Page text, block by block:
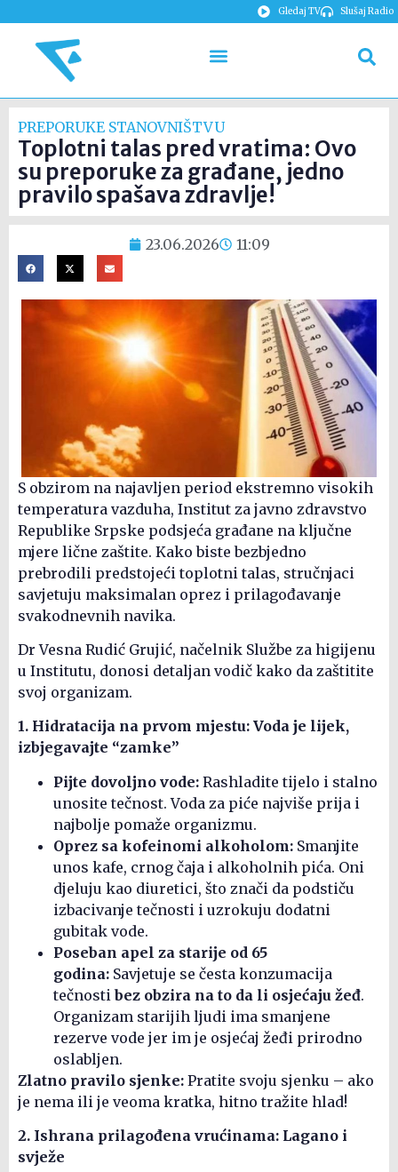
Gledaj TV Slušaj Radio
PREPORUKE STANOVNIŠTVU
Toplotni talas pred vratima: Ovo
su preporuke za građane, jedno
pravilo spašava zdravlje!
23.06.2026 11:09
S obzirom na najavljen period ekstremno visokih
temperatura vazduha, Institut za javno zdravstvo
Republike Srpske podsjeća građane na ključne
mjere lične zaštite. Kako biste bezbjedno
prebrodili predstojeći toplotni talas, stručnjaci
savjetuju maksimalan oprez i prilagođavanje
svakodnevnih navika.
Dr Vesna Rudić Grujić, načelnik Službe za higijenu
u Institutu, donosi detaljan vodič kako da zaštitite
svoj organizam.
1. Hidratacija na prvom mjestu: Voda je lijek,
izbjegavajte “zamke”
Pijte dovoljno vode: Rashladite tijelo i stalno
unosite tečnost. Voda za piće najviše prija i
najbolje pomaže organizmu.
Oprez sa kofeinomi alkoholom: Smanjite
unos kafe, crnog čaja i alkoholnih pića. Oni
djeluju kao diuretici, što znači da podstiču
izbacivanje tečnosti i uzrokuju dodatni
gubitak vode.
Poseban apel za starije od 65
godina: Savjetuje se česta konzumacija
tečnostibez obzira na to da li osjećaju žeđ.
Organizam starijih ljudi ima smanjene
rezerve vode jer im je osjećaj žeđi prirodno
oslabljen.
Zlatno pravilo sjenke: Pratite svoju sjenku – ako
je nema ili je veoma kratka, hitno tražite hlad!
2. Ishrana prilagođena vrućinama: Lagano i
svježe